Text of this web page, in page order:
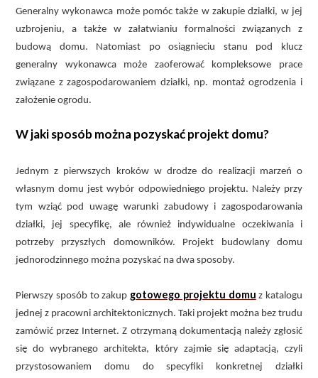
Generalny wykonawca może pomóc także w zakupie działki, w jej
uzbrojeniu, a także w załatwianiu formalności związanych z
budową domu. Natomiast po osiągnieciu stanu pod klucz
generalny wykonawca może zaoferować kompleksowe prace
związane z zagospodarowaniem działki, np. montaż ogrodzenia i
założenie ogrodu.
W jaki sposób można pozyskać projekt domu?
Jednym z pierwszych kroków w drodze do realizacji marzeń o
własnym domu jest wybór odpowiedniego projektu. Należy przy
tym wziąć pod uwagę warunki zabudowy i zagospodarowania
działki, jej specyfikę, ale również indywidualne oczekiwania i
potrzeby przyszłych domowników. Projekt budowlany domu
jednorodzinnego można pozyskać na dwa sposoby.
Pierwszy sposób to zakup gotowego projektu domu z katalogu
jednej z pracowni architektonicznych. Taki projekt można bez trudu
zamówić przez Internet. Z otrzymaną dokumentacją należy zgłosić
się do wybranego architekta, który zajmie się adaptacją, czyli
przystosowaniem domu do specyfiki konkretnej działki